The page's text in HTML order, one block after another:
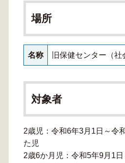
場所
名称 旧保健センター（社
対象者
2歳児：令和6年3月1日～令
た児
2歳6か月児：令和5年9月1